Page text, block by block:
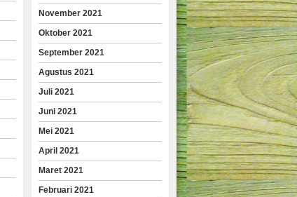
November 2021
Oktober 2021
September 2021
Agustus 2021
Juli 2021
Juni 2021
Mei 2021
April 2021
Maret 2021
Februari 2021